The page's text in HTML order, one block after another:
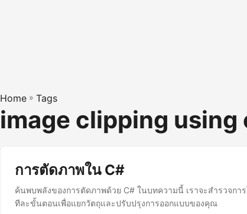
Home » Tags
image clipping using
การตัดภาพใน C#
ค้นพบพลังของการตัดภาพด้วย C# ในบทความนี้ เราจะสำรวจกา
ทีละขั้นตอนเพื่อแยกวัตถุและปรับปรุงการออกแบบของคุณ